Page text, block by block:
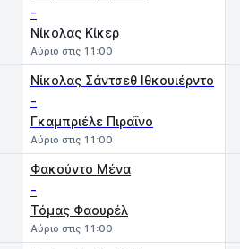
-
Νίκολας Κίκερ
Αύριο στις 11:00
Νίκολας Σάντσεθ Ιθκουιέρντο
-
Γκαμπριέλε Πιραΐνο
Αύριο στις 11:00
Φακούντο Μένα
-
Τόμας Φαουρέλ
Αύριο στις 11:00